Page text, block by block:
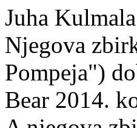
Juha
Njegova
Pompeja")
Bear 2014.